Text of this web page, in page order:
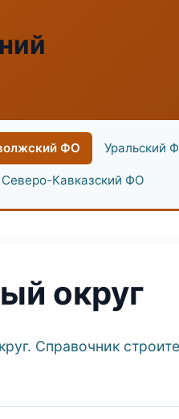
ФО Уральский
Северо-Кавказский ФО
округ
Справочник